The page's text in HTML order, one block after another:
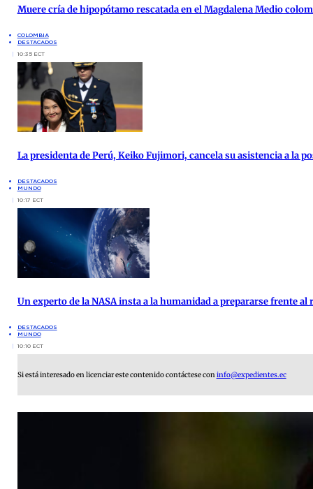
Muere cría de hipopótamo rescatada en el Magdalena Medio
COLOMBIA
DESTACADOS
10:35 ECT
La presidenta de Perú, Keiko Fujimori, cancela su asistencia a la
DESTACADOS
MUNDO
10:17 ECT
Un experto de la NASA insta a la humanidad a prepararse frente
DESTACADOS
MUNDO
10:10 ECT
Si está interesado en licenciar este contenido contáctese con info@expedientes.ec